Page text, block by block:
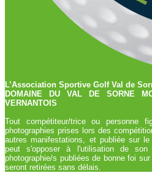
L’Association Sportive Golf Val de
DOMAINE DU VAL DE SORNE
VERNANTOIS
Tout compétiteur/trice ou personne
photographies prises lors des
autres manifestations, et publiée sur
peut s'opposer à l'utilisation de
photographie/s publiées de bonne foi
seront retirées sans délais.